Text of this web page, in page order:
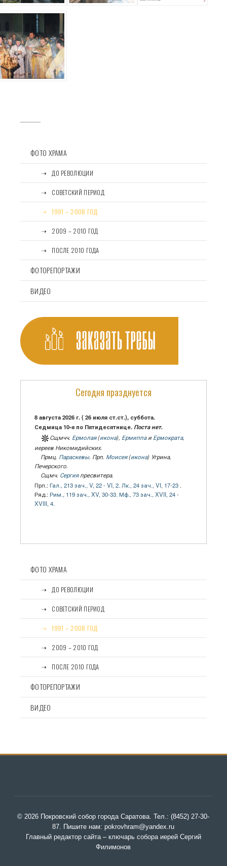
ФОТО ХРАМА
⠀⠀➝⠀ДО РЕВОЛЮЦИИ
⠀⠀➝⠀СОВЕТСКИЙ ПЕРИОД
⠀⠀➝⠀1991 – 2008 ГОД
⠀⠀➝⠀2009 – 2010 ГОД
⠀⠀➝⠀ПОСЛЕ 2010 ГОДА
ФОТОРЕПОРТАЖИ
ВИДЕО
Сегодня празднуется
8 августа 2026 г. ( 26 июля ст.ст.), суббота.
Седмица 10-я по Пятидесятнице.Поста нет.
Сщмчч. Ермолая(икона), ЕрмиппаиЕрмократа,
иереев Никомидийских.
Прмц. Параскевы. Прп. Моисея(икона) Угрина,
Печерского.
Сщмч. Сергияпресвитера.
Прп.: Гал., 213 зач., V, 22 - VI, 2. Лк., 24 зач., VI, 17-23 .
Ряд.: Рим., 119 зач., XV, 30-33. Мф., 73 зач., XVII, 24 -
XVIII, 4.
ФОТО ХРАМА
⠀⠀➝⠀ДО РЕВОЛЮЦИИ
⠀⠀➝⠀СОВЕТСКИЙ ПЕРИОД
⠀⠀➝⠀1991 – 2008 ГОД
⠀⠀➝⠀2009 – 2010 ГОД
⠀⠀➝⠀ПОСЛЕ 2010 ГОДА
ФОТОРЕПОРТАЖИ
ВИДЕО
© 2026 Покровский собор города Саратова. Тел.: (8452) 27-30-
87. Пишите нам: pokrovhram@yandex.ru
Главный редактор сайта – ключарь собора иерей Сергий
Филимонов